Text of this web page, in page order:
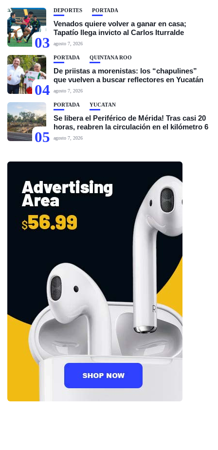
03
DEPORTES PORTADA
Venados quiere volver a ganar en casa;
Tapatío llega invicto al Carlos Iturralde
agosto 7, 2026
04
PORTADA QUINTANA ROO
De priistas a morenistas: los “chapulines”
que vuelven a buscar reflectores en Yucatán
agosto 7, 2026
05
PORTADA YUCATÁN
Se libera el Periférico de Mérida! Tras casi 20
horas, reabren la circulación en el kilómetro 6
agosto 7, 2026